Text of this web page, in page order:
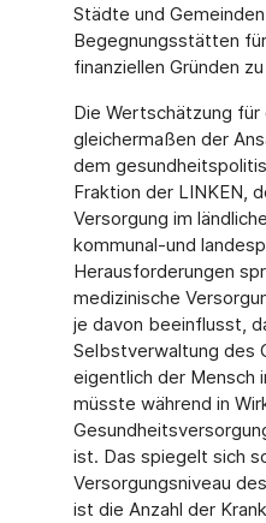
Städte und
Begegnungsstätten
finanziellen Gründen
Die Wertschätzung
gleichermaßen der
dem
Fraktion der LINKEN,
Versorgung im
kommunal-und
Herausforderungen
medizinische
je davon beeinflusst,
Selbstverwaltung des
eigentlich der Mensch
müsste während in
ist. Das spiegelt sich
Versorgungsniveau
ist die Anzahl der